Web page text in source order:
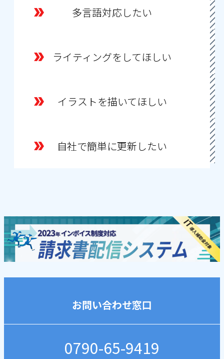
多言語対応したい
ライティングをしてほしい
イラストを描いてほしい
自社で簡単に更新したい
お問い合わせ窓口
0790-65-9419